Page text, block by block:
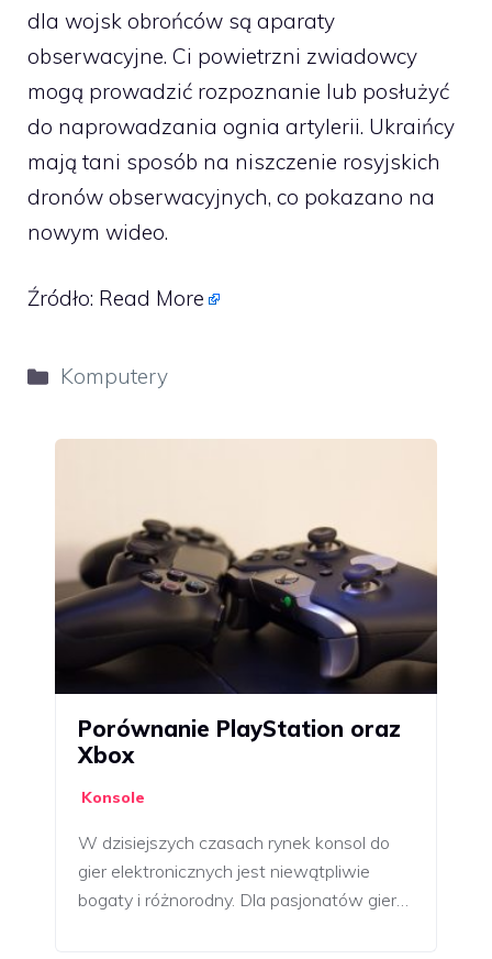
dla wojsk obrońców są aparaty
obserwacyjne. Ci powietrzni zwiadowcy
mogą prowadzić rozpoznanie lub posłużyć
do naprowadzania ognia artylerii. Ukraińcy
mają tani sposób na niszczenie rosyjskich
dronów obserwacyjnych, co pokazano na
nowym wideo.
Źródło: Read More
Kategorie
Komputery
Porównanie PlayStation oraz
Xbox
Konsole
W dzisiejszych czasach rynek konsol do
gier elektronicznych jest niewątpliwie
bogaty i różnorodny. Dla pasjonatów gier…